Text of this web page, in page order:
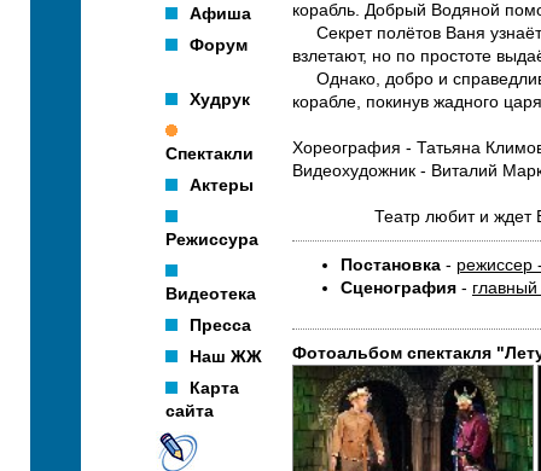
Афиша
Форум
Худрук
Спектакли
Актеры
Режиссура
Видеотека
Пресса
Наш ЖЖ
Карта
сайта
корабль. Добрый Водяной
Секрет полётов Ваня
взлетают, но по простоте
Однако, добро и
корабле, покинув жадного
Хореография - Татьяна
Видеохудожник - Виталий
Театр любит и ждет
Постановка - режиссер
Сценография -
Фотоальбом спектакля